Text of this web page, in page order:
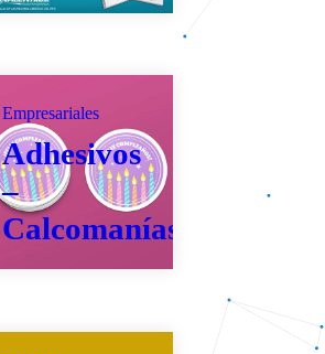
Empresariales
Adhesivos
–
Calcomanías